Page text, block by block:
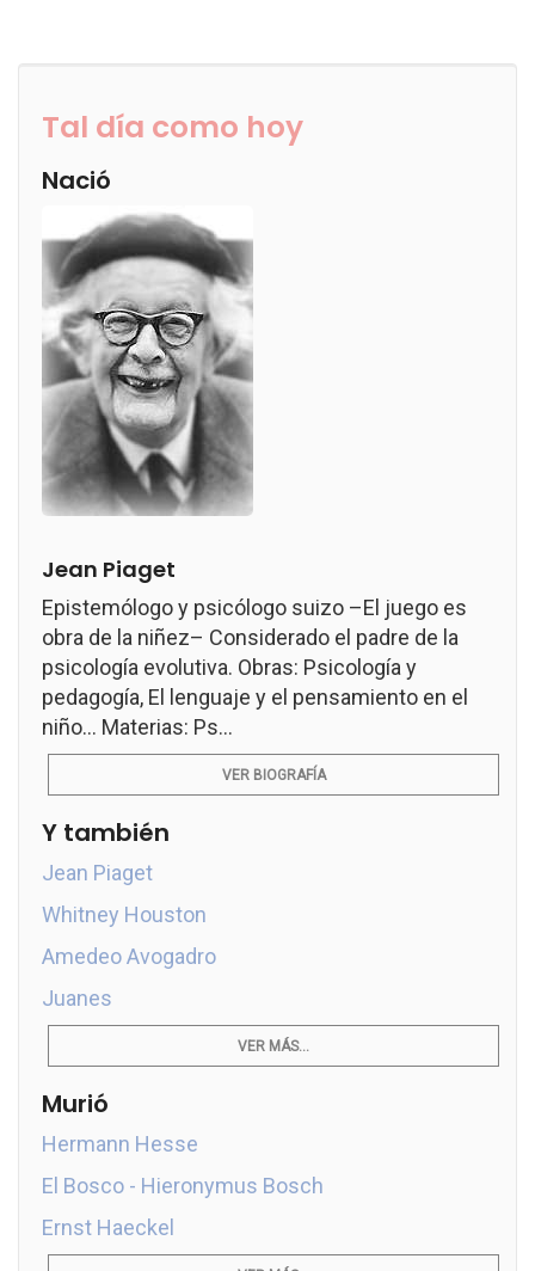
Tal día como hoy
Nació
Jean Piaget
Epistemólogo y psicólogo suizo –El juego es
obra de la niñez– Considerado el padre de la
psicología evolutiva. Obras: Psicología y
pedagogía, El lenguaje y el pensamiento en el
niño... Materias: Ps...
VER BIOGRAFÍA
Y también
Jean Piaget
Whitney Houston
Amedeo Avogadro
Juanes
VER MÁS...
Murió
Hermann Hesse
El Bosco - Hieronymus Bosch
Ernst Haeckel